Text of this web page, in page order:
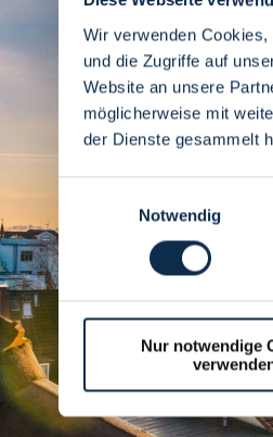
Wir verwenden
und die Zugriffe auf
Website an unsere
möglicherweise mit
der Dienste gesammelt
Notwendig
Nur notwendige